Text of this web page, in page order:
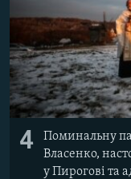
4
Поминальну
Власенко,
у Пирогові та